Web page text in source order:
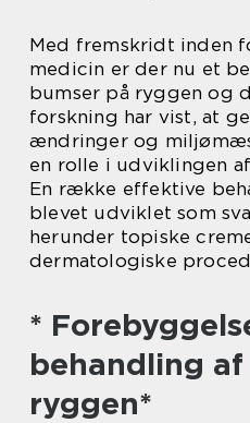
Med fremskridt inden
medicin er der nu et
bumser på ryggen og
forskning har vist, at
ændringer og
en rolle i udviklingen
En række effektive
blevet udviklet som
herunder topiske
dermatologiske
*
behandling
ryggen*